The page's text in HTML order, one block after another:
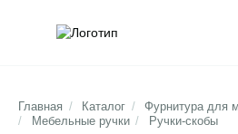
Главная / Каталог /
Фурнитура для
/
Мебельные ручки / Ручки-скобы